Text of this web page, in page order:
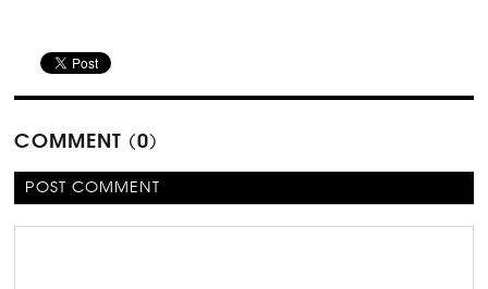
COMMENT (0)
POST COMMENT